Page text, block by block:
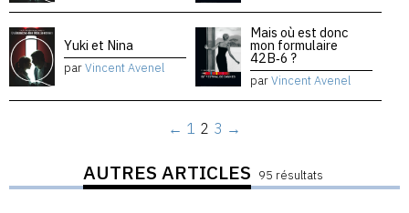
Yuki et Nina
parVincent Avenel
Mais où est donc
mon formulaire
42B‑6 ?
parVincent Avenel
← 1 2 3 →
AUTRES ARTICLES 95 résultats